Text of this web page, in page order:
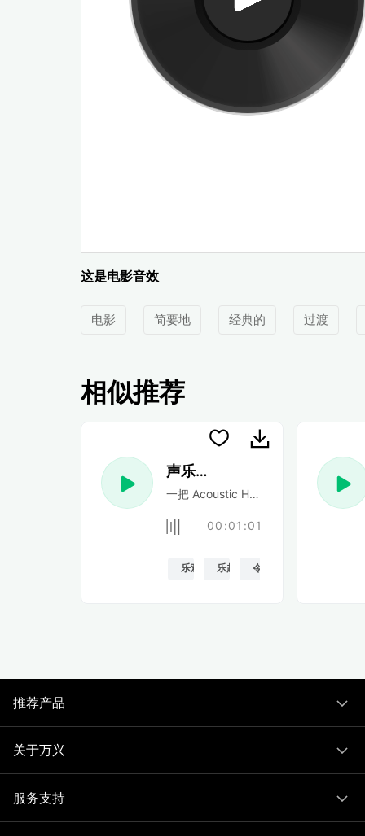
这是电影音效
电影 简要地 经典的 过渡
相似推荐
声乐民谣
一把 Acoustic Happy 民谣吉他，带有
00:01:01
乐观的 乐趣 令人振奋
推荐产品
关于万兴
服务支持